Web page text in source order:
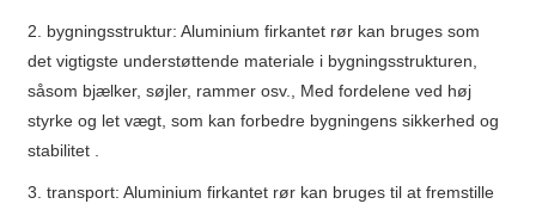
2. bygningsstruktur: Aluminium firkantet rør kan bruges som
det vigtigste understøttende materiale i bygningsstrukturen,
såsom bjælker, søjler, rammer osv., Med fordelene ved høj
styrke og let vægt, som kan forbedre bygningens sikkerhed og
stabilitet .
3. transport: Aluminium firkantet rør kan bruges til at fremstille